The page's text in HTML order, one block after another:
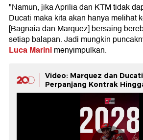
"Namun, jika Aprilia dan KTM tidak
Ducati maka kita akan hanya melihat
[Bagnaia dan Marquez] bersaing
setiap balapan. Jadi mungkin
Luca Marinimenyimpulkan.
Video: Marquez dan
Perpanjang Kontrak